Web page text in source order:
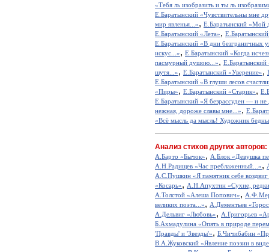
«Тебя ль изобразить и ты ль
Е.Баратынский «Чувствительны мне
мир явленья...», Е.Баратынский «Мой
Е.Баратынский «Лета»,
Е.Баратынский «В дни безграничных
искус...», Е.Баратынский «Когда
пасмурный душою...», Е.Баратынский
шутя...», Е.Баратынский «Уверение»,
Е.Баратынский «В глуши лесов
«Пиры», Е.Баратынский «Старик»,
Е.Баратынский «Я безрассуден — и не
нежная, дороже славы мне...»,
«Всё мысль да мысль! Художник
Анализ стихов других авторов:
А.Барто «Бычок», А.Блок «Девушка
А.Н.Радищев «Час преблаженный...»,
А.С.Пушкин «Я памятник себе
«Косарь», А.Н.Апухтин «Сухие,
А.Толстой «Алеша Попович»,
великих поэта...», А.Дементьев
А.Дельвиг «Любовь», А.Григорьев
Б.Ахмадулина «Опять в природе
'Правды' и 'Звезды'», Б.Чичибабин
В.А.Жуковский «Явление поэзии в